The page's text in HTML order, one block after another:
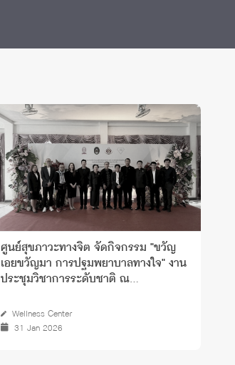
ศูนย์สุขภาวะทางจิต จัดกิจกรรม "ขวัญ
เอยขวัญมา การปฐมพยาบาลทางใจ" งาน
ประชุมวิชาการระดับชาติ ณ
Wellness Center
31 Jan 2026